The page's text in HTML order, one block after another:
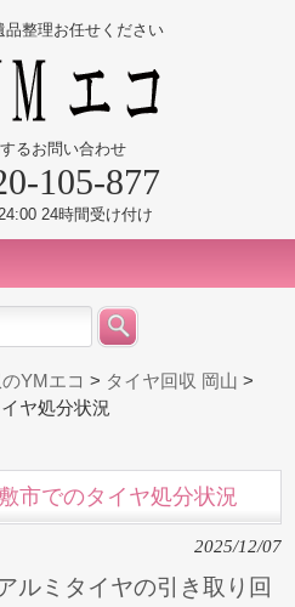
品整理お任せください
るお問い合わせ
105-877
24時間受け付け
YMエコ > タイヤ回収 岡山 >
ヤ処分状況
市でのタイヤ処分状況
2025/12/07
ルミタイヤの引き取り回